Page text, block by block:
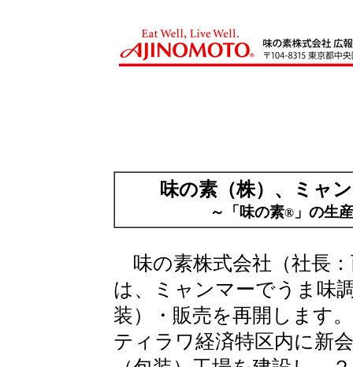
味の素（株）、ミャ
～「味の素®」の生
味の素株式会社（社長
は、ミャンマーでうま味
装）・販売を再開します
ティラワ経済特区内に新